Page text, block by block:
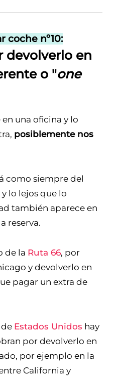
coche nº10:
devolverlo en
o "one
una oficina y lo
posiblemente nos
como siempre del
lo lejos que lo
también aparece en
reserva.
de la Ruta 66, por
y devolverlo en
pagar un extra de
Estados Unidos hay
por devolverlo en
por ejemplo en la
California y